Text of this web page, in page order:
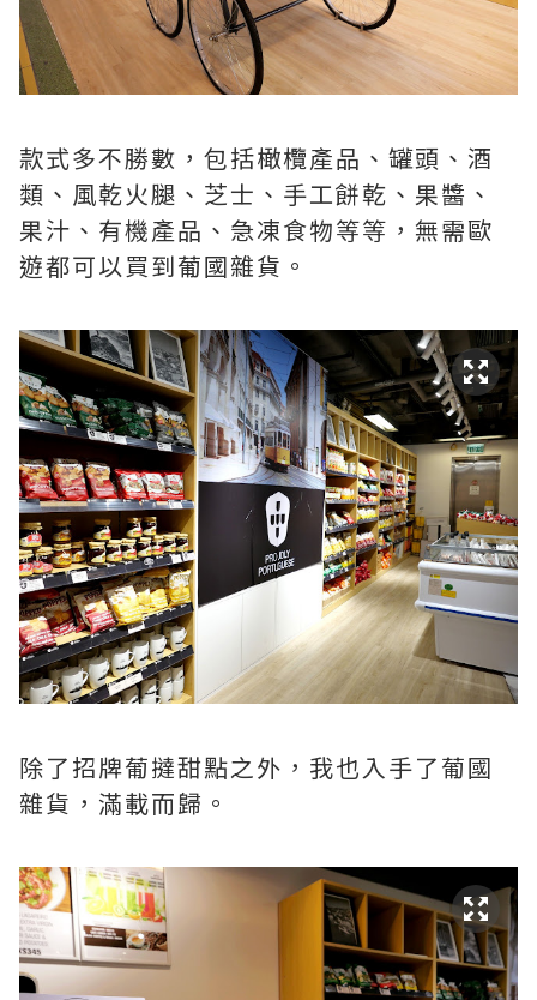
款式多不勝數，包括橄欖產品、罐頭、酒
類、風乾火腿、芝士、手工餅乾、果醬、
果汁、有機產品、急凍食物等等，無需歐
遊都可以買到葡國雜貨。
除了招牌葡撻甜點之外，我也入手了葡國
雜貨，滿載而歸。